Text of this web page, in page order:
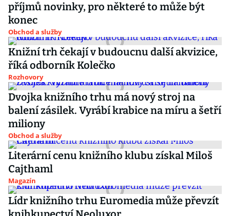
příjmů novinky, pro některé to může být
konec
Obchod a služby
Knižní trh čekají v budoucnu další akvizice,
říká odborník Kolečko
Rozhovory
Dvojka knižního trhu má nový stroj na
balení zásilek. Vyrábí krabice na míru a šetří
miliony
Obchod a služby
Literární cenu knižního klubu získal Miloš
Cajthaml
Magazín
Lídr knižního trhu Euromedia může převzít